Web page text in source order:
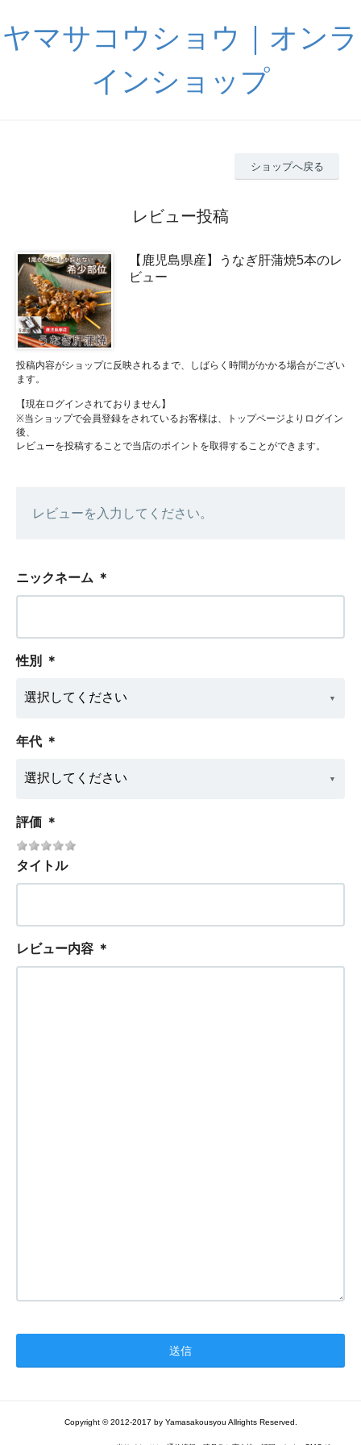
ヤマサコウショウ｜オンラ
インショップ
ショップへ戻る
レビュー投稿
【鹿児島県産】うなぎ肝蒲焼5本のレ
ビュー
投稿内容がショップに反映されるまで、しばらく時間がかかる場合がござい
ます。
【現在ログインされておりません】
※当ショップで会員登録をされているお客様は、トップページよりログイン
後、
レビューを投稿することで当店のポイントを取得することができます。
レビューを入力してください。
ニックネーム ＊
性別 ＊
年代 ＊
評価 ＊
タイトル
レビュー内容 ＊
Copyright © 2012-2017 by Yamasakousyou Allrights Reserved.